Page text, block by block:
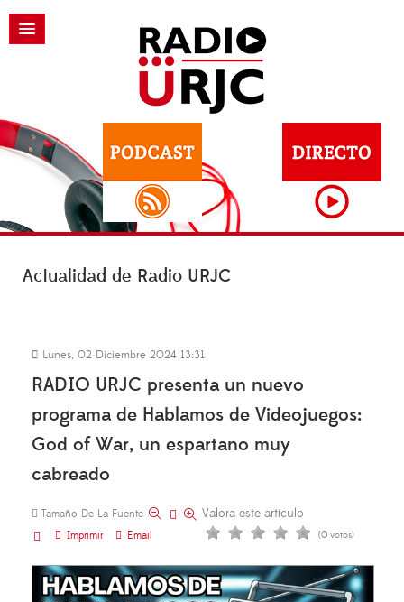
Actualidad de Radio URJC
Lunes, 02 Diciembre 2024 13:31
RADIO URJC presenta un nuevo
programa de Hablamos de Videojuegos:
God of War, un espartano muy
cabreado
Tamaño De La Fuente
Imprimir
Email
Valora este artículo
(0 votos)